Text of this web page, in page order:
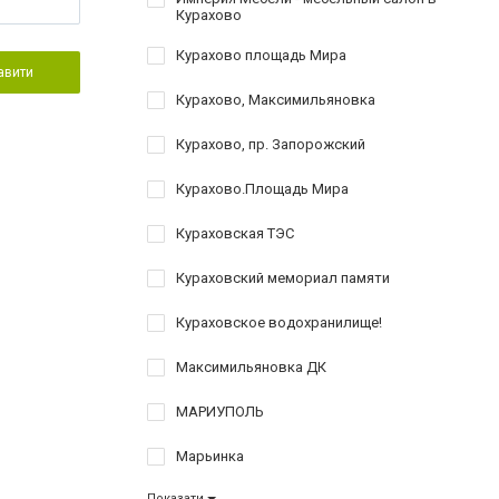
Курахово
Курахово площадь Мира
Курахово, Максимильяновка
Курахово, пр. Запорожский
Курахово.Площадь Мира
Кураховская ТЭС
Кураховский мемориал памяти
Кураховское водохранилище!
Максимильяновка ДК
МАРИУПОЛЬ
Марьинка